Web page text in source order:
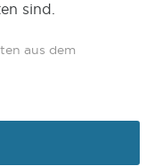
sind.
aus dem